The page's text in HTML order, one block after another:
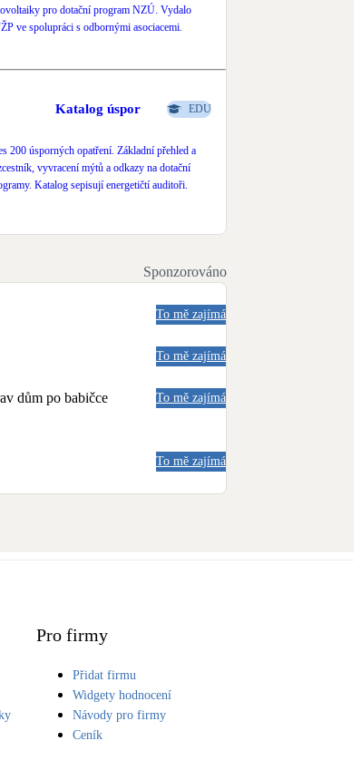
pro dotační program NZÚ. Vydalo
ve spolupráci s odbornými asociacemi.
Katalog úspor EDU
200 úsporných opatření. Základní přehled a
vyvracení mýtů a odkazy na dotační
Katalog sepisují energetičtí auditoři.
Sponzorováno
To mě zajímá
To mě zajímá
dům po babičce To mě zajímá
To mě zajímá
Pro firmy
Přidat firmu
Widgety hodnocení
Návody pro firmy
Ceník